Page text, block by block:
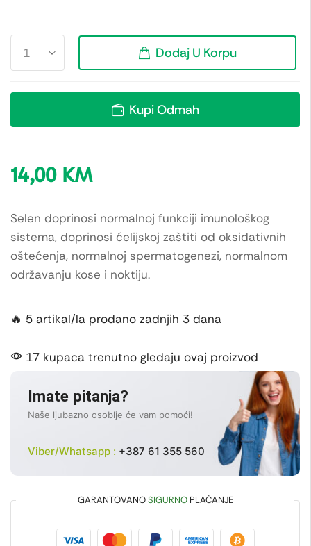
Dodaj U Korpu
Kupi Odmah
14,00 KM
Selen doprinosi normalnoj funkciji imunološkog
sistema, doprinosi ćelijskoj zaštiti od oksidativnih
oštećenja, normalnoj spermatogenezi, normalnom
održavanju kose i noktiju.
🔥 5 artikal/la prodano zadnjih 3 dana
17 kupaca trenutno gledaju ovaj proizvod
Imate pitanja?
Naše ljubazno osoblje će vam pomoći!
Viber/Whatsapp : +387 61 355 560
GARANTOVANOSIGURNOPLAĆANJE